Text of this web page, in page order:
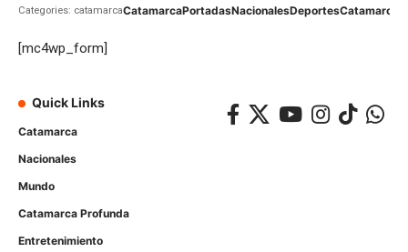
Categories: catamarcaCatamarcaPortadasNacionalesDeportesCatamarca
[mc4wp_form]
Quick Links
Catamarca
Nacionales
Mundo
Catamarca Profunda
Entretenimiento